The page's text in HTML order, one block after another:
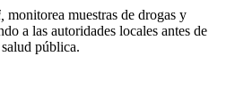
monitorea muestras de drogas y
a las autoridades locales antes de
pública.